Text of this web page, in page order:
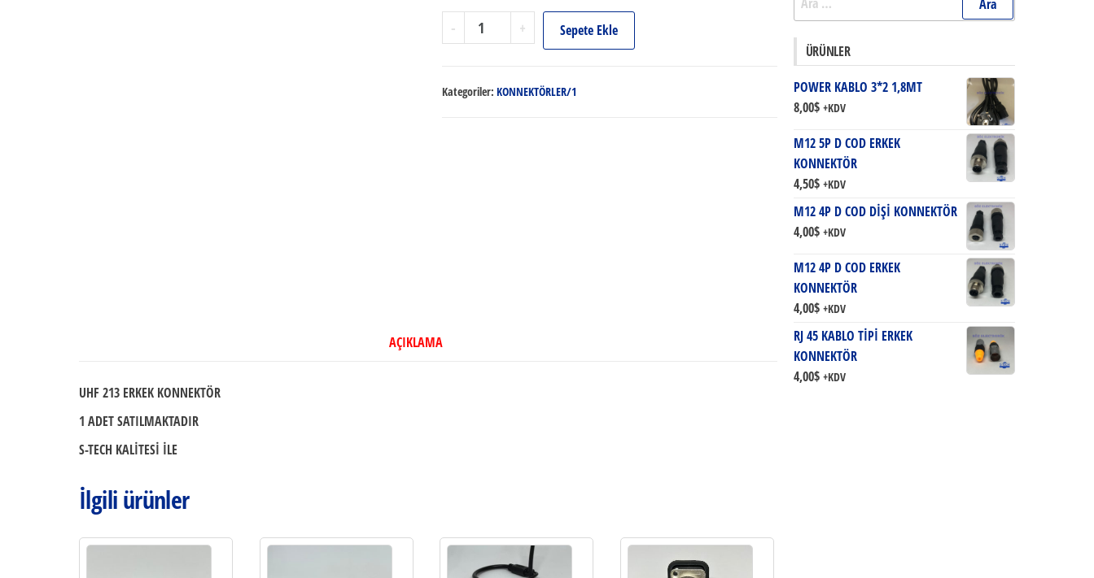
-
UHF
213
adet
+ Sepete Ekle
Kategoriler: KONNEKTÖRLER/1
AÇIKLAMA
UHF 213 ERKEK KONNEKTÖR
1 ADET SATILMAKTADIR
S-TECH KALİTESİ İLE
İlgili ürünler
ÜRÜNLER
POWER KABLO 3*2 1,8MT
8,00$ +KDV
M12 5P D COD ERKEK
KONNEKTÖR
4,50$ +KDV
M12 4P D COD DİŞİ KONNEKTÖR
4,00$ +KDV
M12 4P D COD ERKEK
KONNEKTÖR
4,00$ +KDV
RJ 45 KABLO TİPİ ERKEK
KONNEKTÖR
4,00$ +KDV